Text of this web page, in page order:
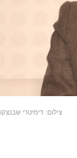
צילום: דימיטרי שבנצקו